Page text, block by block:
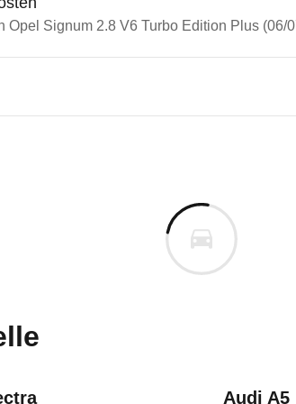
Opel Signum 2.8 V6 Turbo Edition Plus (06/
Baureihengeneration wie
informieren. Welche
Audi A5